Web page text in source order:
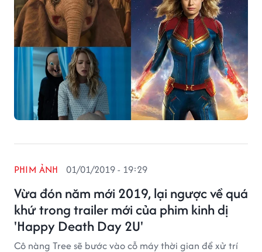
Vừa đón năm mới 2019, lại ngược về quá
khứ trong trailer mới của phim kinh dị
'Happy Death Day 2U'
PHIM ẢNH 01/01/2019 - 19:29
Cô nàng Tree sẽ bước vào cỗ máy thời gian để xử trí